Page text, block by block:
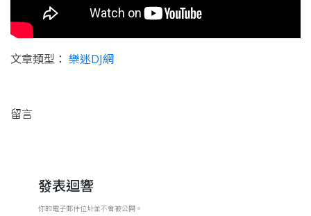
文章類型： 樂迷DJ網
留言
發表迴響
你的電子郵件位址並不會被公開。